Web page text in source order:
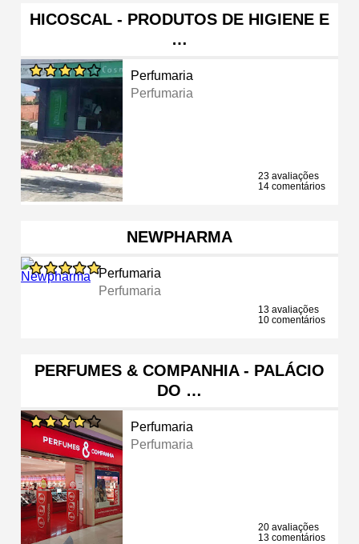
HICOSCAL - PRODUTOS DE HIGIENE E
…
Perfumaria
Perfumaria
23 avaliações
14 comentários
NEWPHARMA
Perfumaria
Perfumaria
13 avaliações
10 comentários
PERFUMES & COMPANHIA - PALÁCIO
DO …
Perfumaria
Perfumaria
20 avaliações
13 comentários